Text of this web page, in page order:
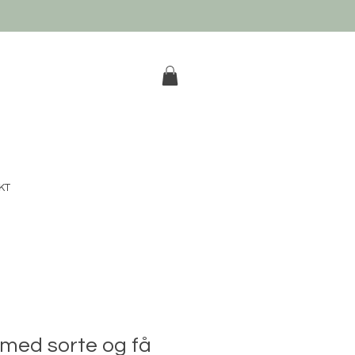
sorte og få